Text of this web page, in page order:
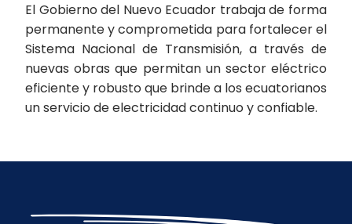
El Gobierno del Nuevo Ecuador trabaja de forma
permanente y comprometida para fortalecer el
Sistema Nacional de Transmisión, a través de
nuevas obras que permitan un sector eléctrico
eficiente y robusto que brinde a los ecuatorianos
un servicio de electricidad continuo y confiable.